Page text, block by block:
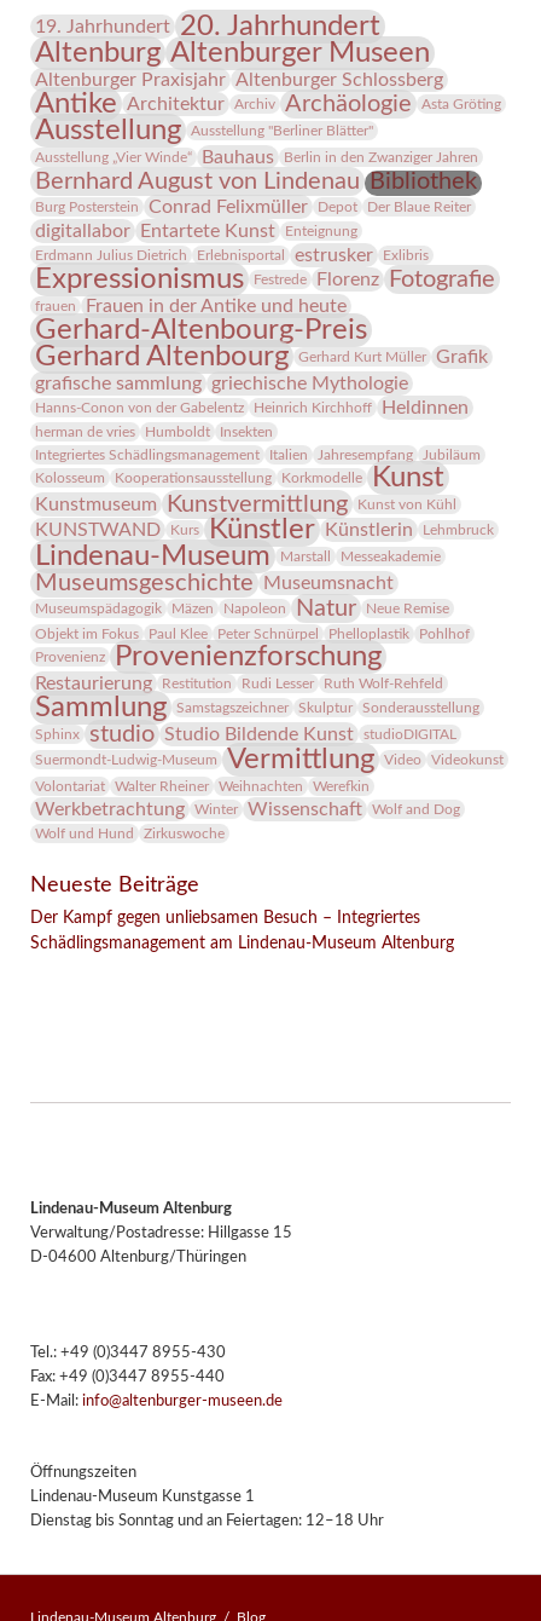
Altenburg
19. Jahrhundert 20. Jahrhundert
Altenburg Altenburger Museen
Altenburger Praxisjahr Altenburger Schlossberg
Antike Architektur Archiv Archäologie Asta Gröting
Ausstellung
Ausstellung "Berliner Blätter"
Ausstellung „Vier Winde“
Bauhaus Berlin in den Zwanziger Jahren
Bernhard August von Lindenau Bibliothek
Burg Posterstein Conrad Felixmüller Depot Der Blaue Reiter
digitallabor Entartete Kunst
Enteignung
Erdmann Julius Dietrich
Erlebnisportal estrusker Exlibris
Expressionismus Festrede Florenz Fotografie
frauen Frauen in der Antike und heute
Gerhard-Altenbourg-Preis
Gerhard Altenbourg
Gerhard Kurt Müller
Grafik
grafische sammlung griechische Mythologie
Hanns-Conon von der Gabelentz Heinrich Kirchhoff Heldinnen
herman de vries Humboldt
Insekten
Integriertes Schädlingsmanagement
Italien Jahresempfang
Jubiläum
Kolosseum
Kooperationsausstellung Korkmodelle Kunst
Kunstmuseum Kunstvermittlung Kunst von Kühl
KUNSTWAND Kurs Künstler Künstlerin Lehmbruck
Lindenau-Museum Marstall Messeakademie
Museumsgeschichte Museumsnacht
Museumspädagogik Mäzen Napoleon Natur
Neue Remise
Objekt im Fokus
Paul Klee Peter Schnürpel Phelloplastik
Pohlhof
Provenienz
Provenienzforschung
Restaurierung Restitution Rudi Lesser Ruth Wolf-Rehfeld
Sammlung Samstagszeichner Skulptur
Sonderausstellung
Sphinx
studio Studio Bildende Kunst
studioDIGITAL
Suermondt-Ludwig-Museum
Vermittlung Video
Videokunst
Volontariat
Walter Rheiner Weihnachten Werefkin
Werkbetrachtung Winter Wissenschaft
Wolf and Dog
Wolf und Hund
Zirkuswoche
Neueste Beiträge
Der Kampf gegen unliebsamen Besuch – Integriertes
Schädlingsmanagement am Lindenau-Museum Altenburg
Lindenau-Museum Altenburg
Verwaltung/Postadresse: Hillgasse 15
D-04600 Altenburg/Thüringen
Tel.: +49 (0)3447 8955-430
Fax: +49 (0)3447 8955-440
E-Mail: info@altenburger-museen.de
Öffnungszeiten
Lindenau-Museum Kunstgasse 1
Dienstag bis Sonntag und an Feiertagen: 12–18 Uhr
Lindenau-Museum Altenburg Blog